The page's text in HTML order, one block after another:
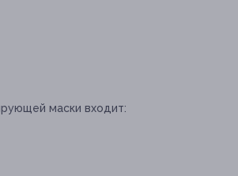
маски входит: